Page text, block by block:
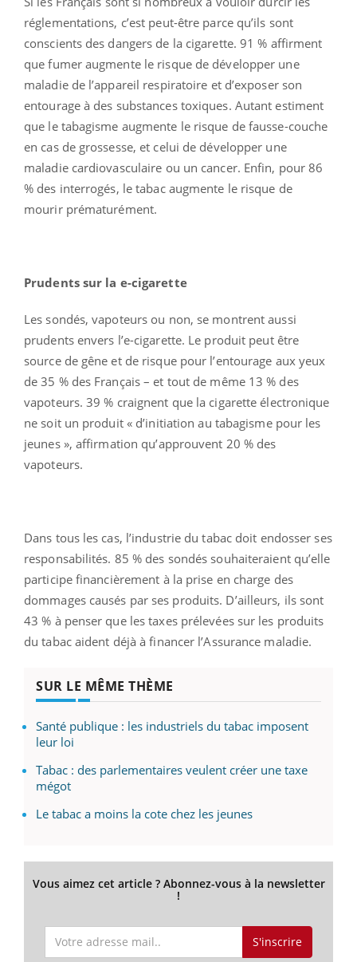
réglementations, c’est peut-être parce qu’ils sont
conscients des dangers de la cigarette. 91 % affirment
que fumer augmente le risque de développer une
maladie de l’appareil respiratoire et d’exposer son
entourage à des substances toxiques. Autant estiment
que le tabagisme augmente le risque de fausse-couche
en cas de grossesse, et celui de développer une
maladie cardiovasculaire ou un cancer. Enfin, pour 86
% des interrogés, le tabac augmente le risque de
mourir prématurément.
Prudents sur la e-cigarette
Les sondés, vapoteurs ou non, se montrent aussi
prudents envers l’e-cigarette. Le produit peut être
source de gêne et de risque pour l’entourage aux yeux
de 35 % des Français – et tout de même 13 % des
vapoteurs. 39 % craignent que la cigarette électronique
ne soit un produit « d’initiation au tabagisme pour les
jeunes », affirmation qu’approuvent 20 % des
vapoteurs.
Dans tous les cas, l’industrie du tabac doit endosser ses
responsabilités. 85 % des sondés souhaiteraient qu’elle
participe financièrement à la prise en charge des
dommages causés par ses produits. D’ailleurs, ils sont
43 % à penser que les taxes prélevées sur les produits
du tabac aident déjà à financer l’Assurance maladie.
SUR LE MÊME THÈME
Santé publique : les industriels du tabac imposent
leur loi
Tabac : des parlementaires veulent créer une taxe
mégot
Le tabac a moins la cote chez les jeunes
Vous aimez cet article ? Abonnez-vous à la newsletter
!
S'inscrire